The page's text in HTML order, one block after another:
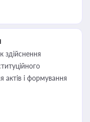
здійснення
актів і формування